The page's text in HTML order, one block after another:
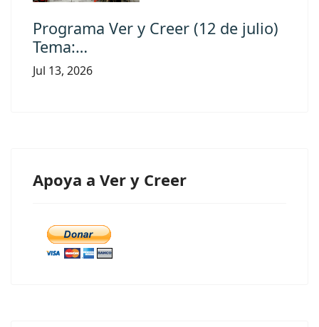
Programa Ver y Creer (12 de julio)
Tema:…
Jul 13, 2026
Apoya a Ver y Creer